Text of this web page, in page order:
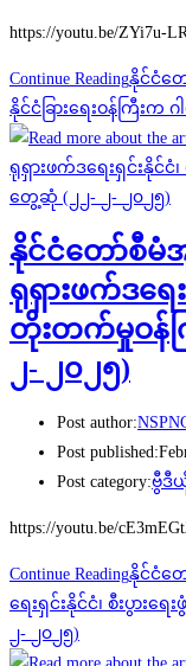
https://youtu.be/ZYi7u-
Continue Readingနိုင်ငံတ
နိုင်ငံခြားရေးဝန်ကြီးက
နိုင်ငံတော်စီမံ
ရုရှားဖက်ဒရေး
တိုးတက်မှုဝန်က
၂- ၂၀၂၅)
Post author:
Post published:
Post category:ဗွီဒီ
https://youtu.be/
Continue Readingနိုင်ငံတ
ရေးရှင်းနိုင်ငံ၊ စီးပွား
၂- ၂၀၂၅)